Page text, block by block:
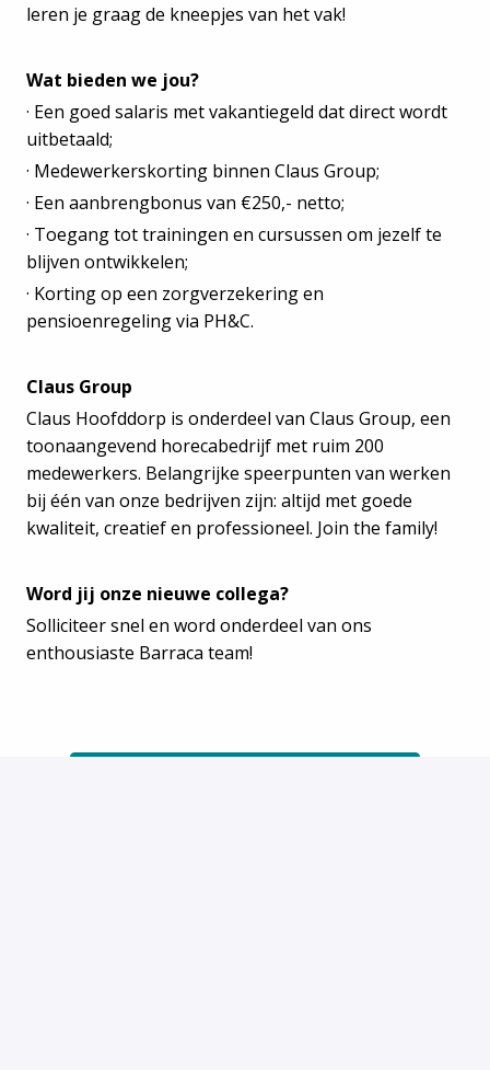
leren je graag de kneepjes van het vak!
Wat bieden we jou?
· Een goed salaris met vakantiegeld dat direct wordt
uitbetaald;
· Medewerkerskorting binnen Claus Group;
· Een aanbrengbonus van €250,- netto;
· Toegang tot trainingen en cursussen om jezelf te
blijven ontwikkelen;
· Korting op een zorgverzekering en
pensioenregeling via PH&C.
Claus Group
Claus Hoofddorp is onderdeel van Claus Group, een
toonaangevend horecabedrijf met ruim 200
medewerkers. Belangrijke speerpunten van werken
bij één van onze bedrijven zijn: altijd met goede
kwaliteit, creatief en professioneel. Join the family!
Word jij onze nieuwe collega?
Solliciteer snel en word onderdeel van ons
enthousiaste Barraca team!